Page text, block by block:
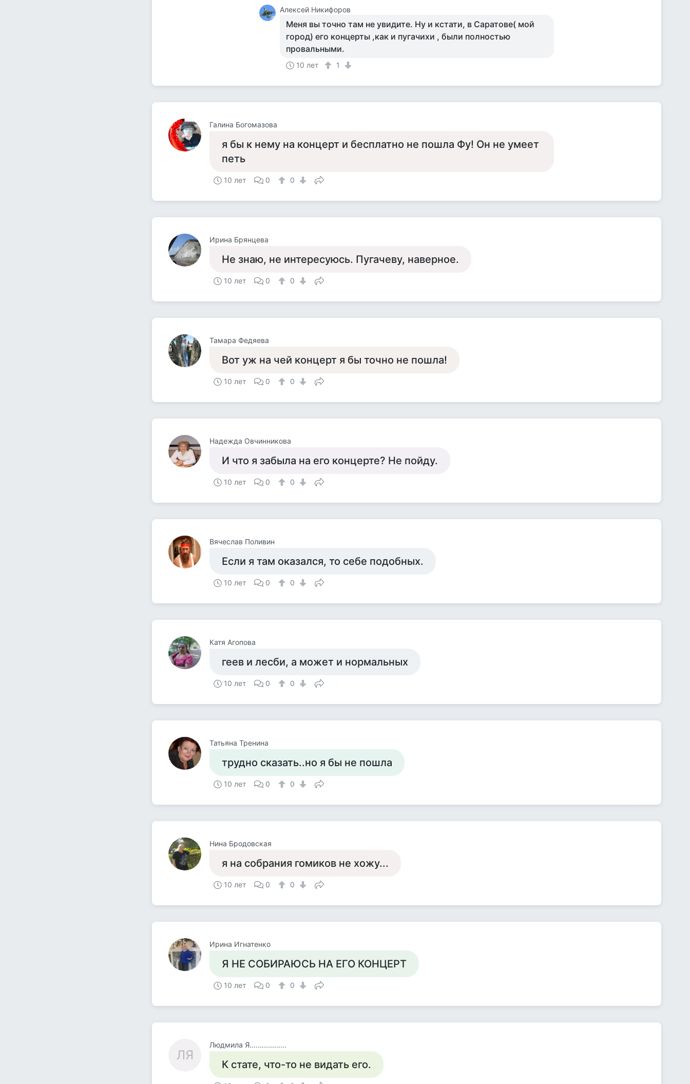
Алексей Никифоров
Меня вы точно там не увидите. Ну и кстати, в Саратове( мой
город) его концерты ,как и пугачихи , были полностью
провальными.
10 лет 1
Галина Богомазова
я бы к нему на концерт и бесплатно не пошла Фу! Он не умеет
петь
10 лет 0 0
Ирина Брянцева
Не знаю, не интересуюсь. Пугачеву, наверное.
10 лет 0 0
Тамара Федяева
Вот уж на чей концерт я бы точно не пошла!
10 лет 0 0
Надежда Овчинникова
И что я забыла на его концерте? Не пойду.
10 лет 0 0
Вячеслав Поливин
Если я там оказался, то себе подобных.
10 лет 0 0
Катя Агопова
геев и лесби, а может и нормальных
10 лет 0 0
Татьяна Тренина
трудно сказать..но я бы не пошла
10 лет 0 0
Нина Бродовская
я на собрания гомиков не хожу...
10 лет 0 0
Ирина Игнатенко
Я НЕ СОБИРАЮСЬ НА ЕГО КОНЦЕРТ
10 лет 0 0
ЛЯ
Людмила Я..................
К стате, что-то не видать его.